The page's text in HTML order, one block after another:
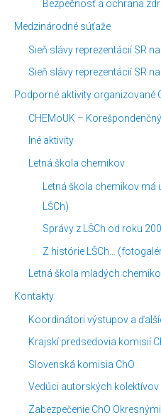
Bezpečnosť a ochrana
Medzinárodné súťaže
Sieň slávy reprezentácií SR na
Sieň slávy reprezentácií SR
Podporné aktivity organizované
CHEMoUK –
Iné aktivity
Letná škola chemikov
Letná škola chemikov
LŠCh)
Správy z LŠCh od roku
Z histórie LŠCh…
Letná škola mladých
Kontakty
Koordinátori výstupov a
Krajskí predsedovia komisií
Slovenská komisia ChO
Vedúci autorských kolektívov
Zabezpečenie ChO